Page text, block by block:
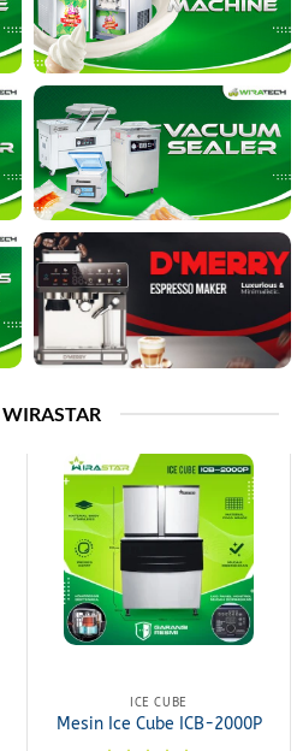
WIRASTAR
ICE CUBE
Mesin Ice Cube ICB-2000P